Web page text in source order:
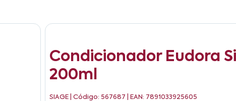
Condicionador Eudora
200ml
SIAGE | Código: 567687 | EAN: 7891033925605